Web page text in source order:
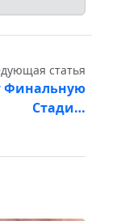
статья
Финальную
Стади…